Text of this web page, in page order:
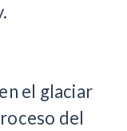
el glaciar
del